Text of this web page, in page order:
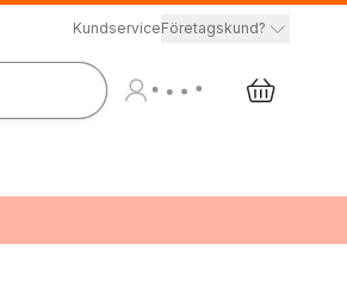
KundserviceFöretagskund?